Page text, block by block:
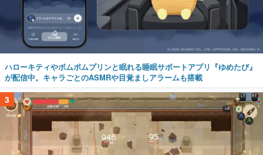
ハローキティやポムポムプリンと眠れる睡眠サポートアプリ『ゆめたび』
が配信中。キャラごとのASMRや目覚ましアラームも搭載
3